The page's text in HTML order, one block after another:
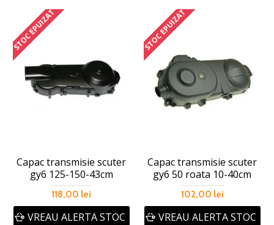
STOC EPUIZAT
Capac transmisie scuter
gy6 125-150-43cm
118,00 lei
VREAU ALERTA STOC
STOC EPUIZAT
Capac transmisie scuter
gy6 50 roata 10-40cm
102,00 lei
VREAU ALERTA STOC